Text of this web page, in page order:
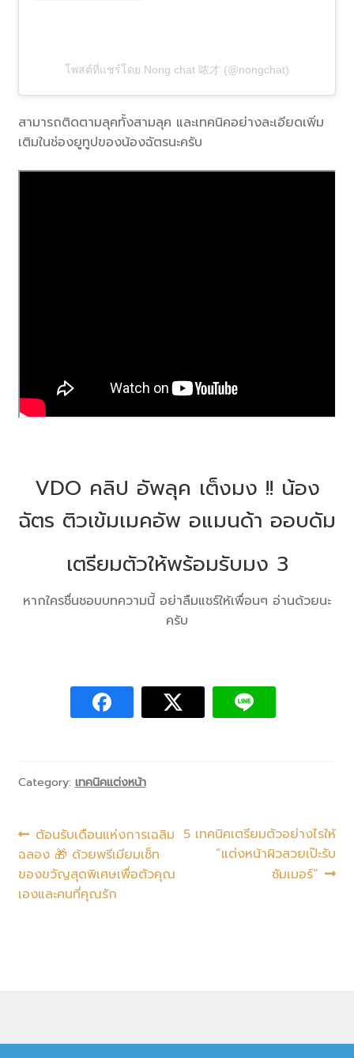
โพสต์ที่แชร์โดย Nong chat 哝才 (@nongchat)
สามารถติดตามลุคทั้งสามลุค และเทคนิคอย่างละเอียดเพิ่ม
เติมในช่องยูทูปของน้องฉัตรนะครับ
VDO คลิป อัพลุค เต็งมง !! น้อง
ฉัตร ติวเข้มเมคอัพ อแมนด้า ออบดัม
เตรียมตัวให้พร้อมรับมง 3
หากใครชื่นชอบบทความนี้ อย่าลืมแชร์ให้เพื่อนๆ อ่านด้วยนะ
ครับ
Category: เทคนิคแต่งหน้า
ต้อนรับเดือนแห่งการเฉลิม
ฉลอง 🎁 ด้วยพรีเมียมเซ็ท
ของขวัญสุดพิเศษเพื่อตัวคุณ
เองและคนที่คุณรัก
5 เทคนิคเตรียมตัวอย่างไรให้
“แต่งหน้าผิวสวยเป๊ะรับ
ซัมเมอร์”